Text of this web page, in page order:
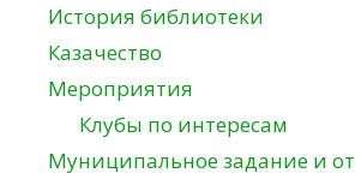
История библиотеки
Казачество
Мероприятия
Клубы по интересам
Муниципальное задание и